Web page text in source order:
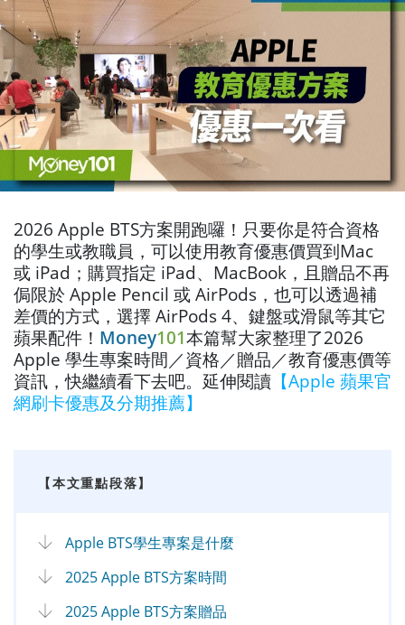
2026 Apple BTS方案開跑囉！只要你是符合資格
的學生或教職員，可以使用教育優惠價買到Mac
或 iPad；購買指定 iPad、MacBook，且贈品不再
侷限於 Apple Pencil 或 AirPods，也可以透過補
差價的方式，選擇 AirPods 4、鍵盤或滑鼠等其它
蘋果配件！ Money101本篇幫大家整理了2026
Apple 學生專案時間／資格／贈品／教育優惠價等
資訊，快繼續看下去吧。延伸閱讀 【Apple 蘋果官
網刷卡優惠及分期推薦】
【本文重點段落】
Apple BTS學生專案是什麼
2025 Apple BTS方案時間
2025 Apple BTS方案贈品